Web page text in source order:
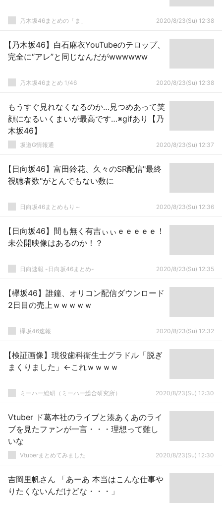
乃木坂46まとめの「ま」 2020/8/23(Su) 12:38
【乃木坂46】白石麻衣YouTubeのテロップ、
完全に“アレ”と同じなんだがwwwwww
乃木坂46まとめ 1/46 2020/8/23(Su) 12:38
もうすぐ見れなくなるのか…見つめあって笑
顔になるいくまいが最高です…※gifあり【乃
木坂46】
坂道G情報通 2020/8/23(Su) 12:37
【日向坂46】富田鈴花、久々のSR配信"最終
視聴者数"がとんでもない数に
日向坂46まとめもり～ 2020/8/23(Su) 12:36
【日向坂46】間も無く有吉ぃぃｅｅｅｅｅ！
未公開映像はあるのか！？
日向速報 -日向坂46まとめ- 2020/8/23(Su) 12:35
【欅坂46】誰鐘、オリコン配信ダウンロード
2日目の売上ｗｗｗｗｗ
欅坂46速報 2020/8/23(Su) 12:32
【検証画像】現役歯科衛生士グラドル「脱ぎ
まくりました」←これｗｗｗｗ
ミーハー総研（ミーハー総合研究所） 2020/8/23(Su) 12:30
Vtuber ド葛本社のライブと湊あくあのライ
ブを見たファンが一言・・・理想って難し
いな
Vtuberまとめてみました 2020/8/23(Su) 12:30
吉岡里帆さん 「あーあ 本当はこんな仕事や
りたくないんだけどな・・・」